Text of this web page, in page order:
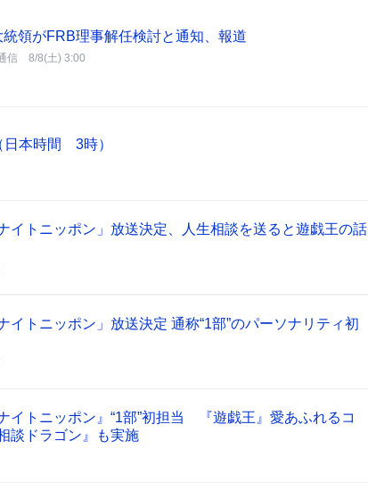
統領がFRB理事解任検討と通知、報道
信 8/8(土) 3:00
時間 3時）
イトニッポン」放送決定、人生相談を送ると遊戯王の話
イトニッポン」放送決定 通称“1部”のパーソナリティ初
イトニッポン』“1部”初担当 『遊戯王』愛あふれるコ
談ドラゴン』も実施